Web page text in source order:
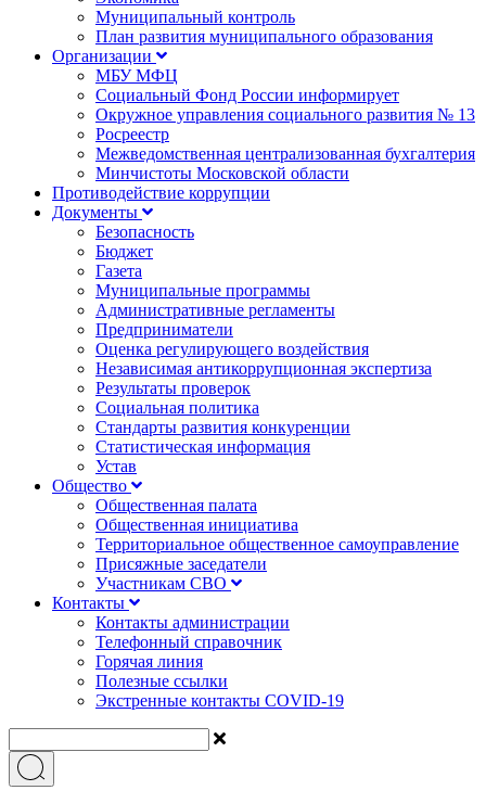
Муниципальный контроль
План развития муниципального образования
Организации
МБУ МФЦ
Социальный Фонд России информирует
Окружное управления социального развития № 13
Росреестр
Межведомственная централизованная бухгалтерия
Минчистоты Московской области
Противодействие коррупции
Документы
Безопасность
Бюджет
Газета
Муниципальные программы
Административные регламенты
Предприниматели
Оценка регулирующего воздействия
Независимая антикоррупционная экспертиза
Результаты проверок
Социальная политика
Стандарты развития конкуренции
Статистическая информация
Устав
Общество
Общественная палата
Общественная инициатива
Территориальное общественное самоуправление
Присяжные заседатели
Участникам СВО
Контакты
Контакты администрации
Телефонный справочник
Горячая линия
Полезные ссылки
Экстренные контакты COVID-19